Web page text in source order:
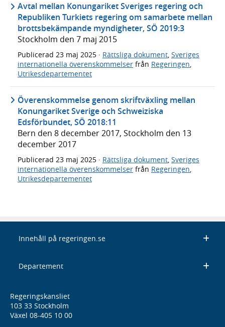
Avtal mellan Konungariket Sveriges regering och
Republiken Turkiets regering om samarbete mellan
brottsbekämpande myndigheter, SÖ 2019:3
Stockholm den 7 maj 2015
Publicerad 23 maj 2025 · Rättsliga dokument, Sveriges
internationella överenskommelser från Regeringen,
Utrikesdepartementet
Överenskommelse genom skriftväxling mellan
Konungariket Sverige och Schweiziska
Edsförbundet, SÖ 2018:11
Bern den 8 december 2017, Stockholm den 13
december 2017
Publicerad 23 maj 2025 · Rättsliga dokument, Sveriges
internationella överenskommelser från Regeringen,
Utrikesdepartementet
Innehåll på regeringen.se
Departement
Regeringskansliet
103 33 Stockholm
Växel 08-405 10 00